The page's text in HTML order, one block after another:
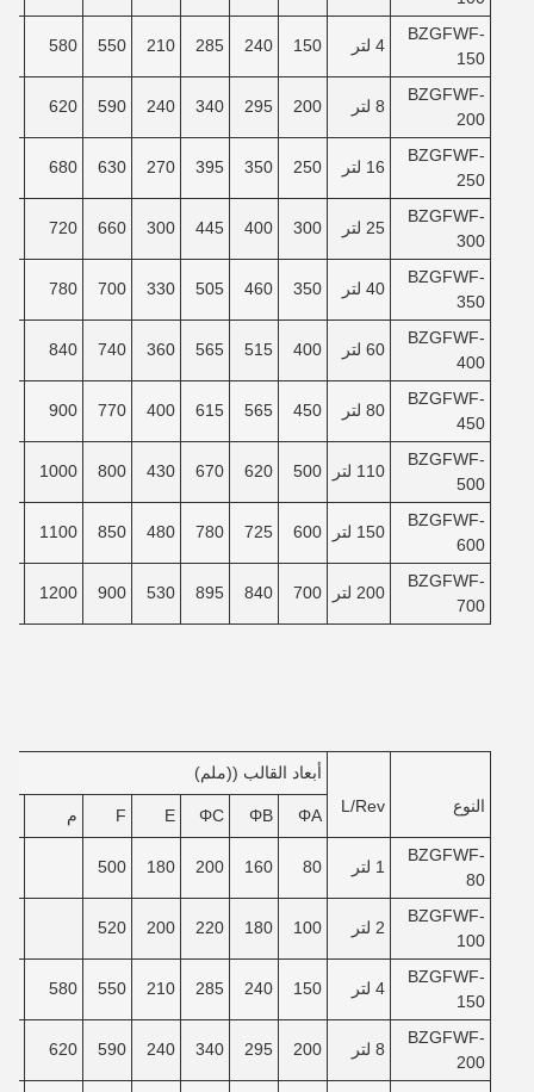
BZGFWF-
150
4 لتر 150
240
285
210
550
580
BZGFWF-
200
8 لتر 200
295
340
240
590
620
BZGFWF-
250
16 لتر 250
350
395
270
630
680
BZGFWF-
300
25 لتر 300
400
445
300
660
720
BZGFWF-
350
40 لتر 350
460
505
330
700
780
BZGFWF-
400
60 لتر 400
515
565
360
740
840
BZGFWF-
450
80 لتر 450
565
615
400
770
900
BZGFWF-
500
110 لتر 500
620
670
430
800
1000
BZGFWF-
600
150 لتر 600
725
780
480
850
1100
BZGFWF-
700
200 لتر 700
840
895
530
900
1200
النوع L/Rev
أبعاد القالب ((ملم)
ΦA
ΦB
ΦC
E
F م
BZGFWF-
80
1 لتر 80
160
200
180
500
BZGFWF-
100
2 لتر 100
180
220
200
520
BZGFWF-
150
4 لتر 150
240
285
210
550
580
BZGFWF-
200
8 لتر 200
295
340
240
590
620